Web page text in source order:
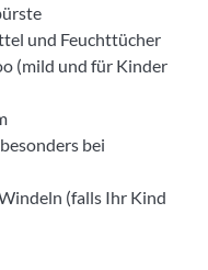
und Feuchttücher
(mild und für Kinder
bei
(falls Ihr Kind